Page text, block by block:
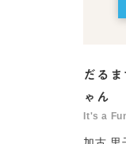
だるま
ゃん
It's a